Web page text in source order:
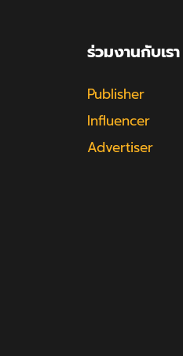
ร่วมงานกับเรา
Publisher
Influencer
Advertiser